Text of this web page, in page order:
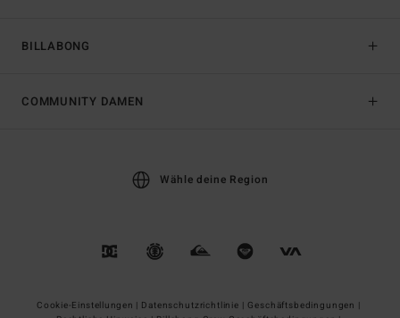
BILLABONG
COMMUNITY DAMEN
Wähle deine Region
Cookie-Einstellungen | Datenschutzrichtlinie | Geschäftsbedingungen |